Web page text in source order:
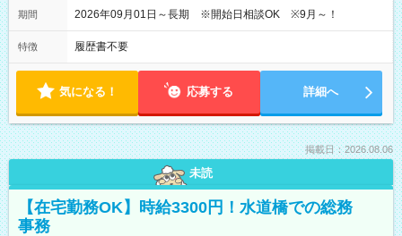
期間 2026年09月01日～長期 ※開始日相談OK ※9月～！
特徴 履歴書不要
気になる！ 応募する 詳細へ
掲載日：2026.08.06
未読
【在宅勤務OK】時給3300円！水道橋での総務
事務